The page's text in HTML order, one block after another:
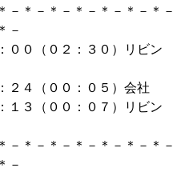
－＊－＊－＊－＊－＊－＊－
－
０（０２：３０）リビン
２４（００：０５）会社
１３（００：０７）リビン
－＊－＊－＊－＊－＊－＊－
－